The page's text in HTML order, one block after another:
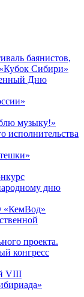
баянистов,
Сибири»
Дню
музыку!»
исполнительства
дню
«КемВод»
проекта.
конгресс
VIII